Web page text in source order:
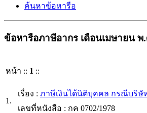
ค้นหาข้อหารือ
ข้อหารือภาษีอากร เดือนเมษายน พ.
หน้า :: 1 ::
1.
เรื่อง : ภาษีเงินได้นิติบุคคล กรณีบริ
เลขที่หนังสือ : กค 0702/1978